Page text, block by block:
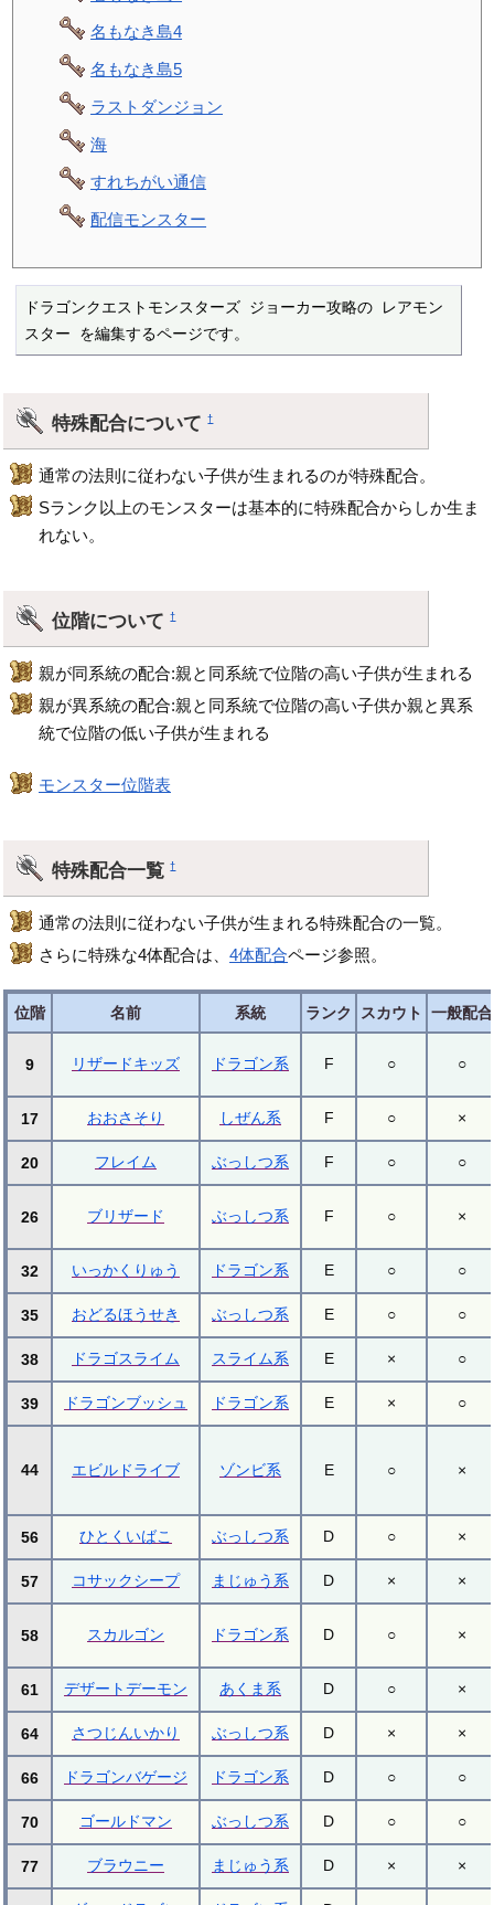
名もなき島4
名もなき島5
ラストダンジョン
海
すれちがい通信
配信モンスター
ドラゴンクエストモンスターズ ジョーカー攻略の レアモン
スター を編集するページです。
特殊配合について†
通常の法則に従わない子供が生まれるのが特殊配合。
Sランク以上のモンスターは基本的に特殊配合からしか生ま
れない。
位階について†
親が同系統の配合:親と同系統で位階の高い子供が生まれる
親が異系統の配合:親と同系統で位階の高い子供か親と異系
統で位階の低い子供が生まれる
モンスター位階表
特殊配合一覧†
通常の法則に従わない子供が生まれる特殊配合の一覧。
さらに特殊な4体配合は、4体配合ページ参照。
位階 名前 系統 ランク スカウト 一般配合
9 リザードキッズ ドラゴン系 F ○ ○
17 おおさそり しぜん系 F ○ ×
20 フレイム ぶっしつ系 F ○ ○
26 ブリザード ぶっしつ系 F ○ ×
32 いっかくりゅう ドラゴン系 E ○ ○
35 おどるほうせき ぶっしつ系 E ○ ○
38 ドラゴスライム スライム系 E × ○
39 ドラゴンブッシュ ドラゴン系 E × ○
44 エビルドライブ ゾンビ系 E ○ ×
56 ひとくいばこ ぶっしつ系 D ○ ×
57 コサックシープ まじゅう系 D × ×
58 スカルゴン ドラゴン系 D ○ ×
61 デザートデーモン あくま系 D ○ ×
64 さつじんいかり ぶっしつ系 D × ×
66 ドラゴンバゲージ ドラゴン系 D ○ ○
70 ゴールドマン ぶっしつ系 D ○ ○
77 ブラウニー まじゅう系 D × ×